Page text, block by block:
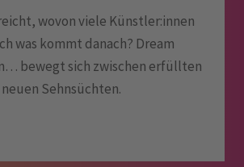
wovon viele Künstler:innen
was kommt danach? Dream
bewegt sich zwischen erfüllten
Sehnsüchten.